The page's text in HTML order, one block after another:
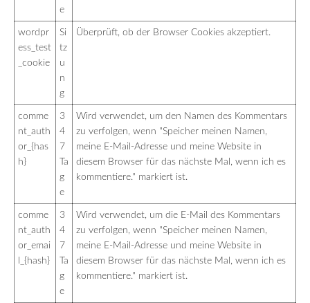
e
wordpr
ess_test
_cookie
Si
tz
u
n
g
Überprüft, ob der Browser Cookies akzeptiert.
comme
nt_auth
or_{has
h}
3
4
7
Ta
g
e
Wird verwendet, um den Namen des Kommentars
zu verfolgen, wenn "Speicher meinen Namen,
meine E-Mail-Adresse und meine Website in
diesem Browser für das nächste Mal, wenn ich es
kommentiere." markiert ist.
comme
nt_auth
or_emai
l_{hash}
3
4
7
Ta
g
e
Wird verwendet, um die E-Mail des Kommentars
zu verfolgen, wenn "Speicher meinen Namen,
meine E-Mail-Adresse und meine Website in
diesem Browser für das nächste Mal, wenn ich es
kommentiere." markiert ist.